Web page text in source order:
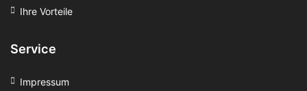
Ihre Vorteile
Service
Impressum